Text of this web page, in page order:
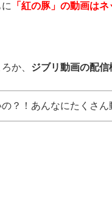
「紅の豚」の動画は
か、 ジブリ動画の配信
？！あんなにたくさん